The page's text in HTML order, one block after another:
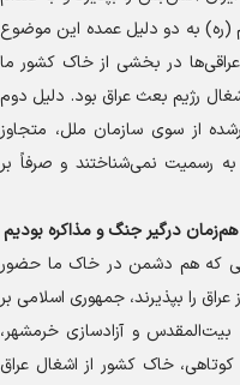
(ره) به دو دلیل عمده این موضوع
در بخشی از خاک کشور ما
رژیم بعث عراق بود. دلیل دوم
از سوی سازمان ملل، متجاوز
رسمیت نمی‌شناختند و صرفاً بر
درگیر جنگ و مذاکره بودیم
که هم دشمن در خاک ما حضور
را بپذیرند، جمهوری اسلامی بر
و آزادسازی خرمشهر،
خاک کشور از اشغال عراق